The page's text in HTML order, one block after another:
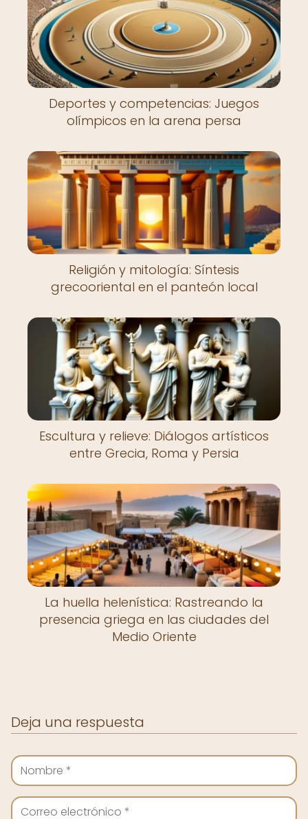
Deportes y competencias: Juegos
olímpicos en la arena persa
Religión y mitología: Síntesis
grecooriental en el panteón local
Escultura y relieve: Diálogos artísticos
entre Grecia, Roma y Persia
La huella helenística: Rastreando la
presencia griega en las ciudades del
Medio Oriente
Deja una respuesta